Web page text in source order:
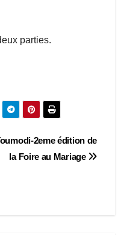
parties.
2eme édition de
la Foire au Mariage